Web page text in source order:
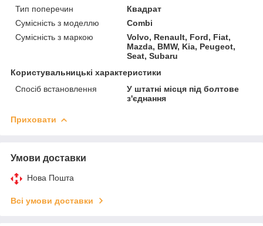
Тип поперечин
Квадрат
Сумісність з моделлю
Combi
Сумісність з маркою
Volvo, Renault, Ford, Fiat,
Mazda, BMW, Kia, Peugeot,
Seat, Subaru
Користувальницькі характеристики
Спосіб встановлення
У штатні місця під болтове
з'єднання
Приховати
Умови доставки
Нова Пошта
Всі умови доставки